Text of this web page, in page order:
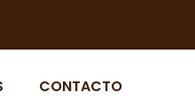
CONTACTO